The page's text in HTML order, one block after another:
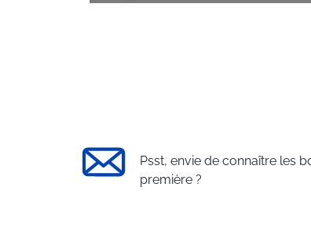
Psst, envie de connaître les
première ?